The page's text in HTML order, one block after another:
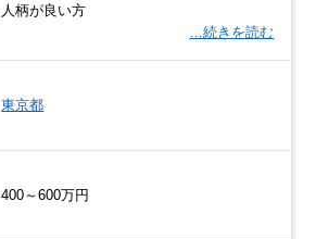
人柄が良い方
…続きを読む
東京都
400～600万円